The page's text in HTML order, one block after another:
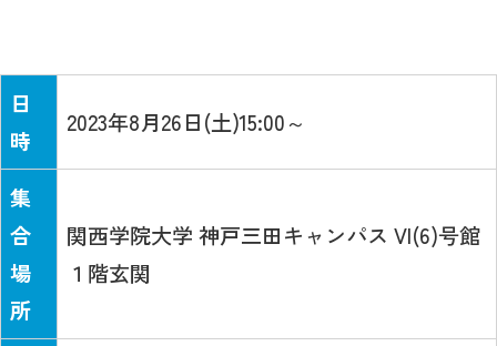
日
時
2023年8月26日(土)15:00～
集
合
場
所
関西学院大学 神戸三田キャンパス VI(6)号館
１階玄関